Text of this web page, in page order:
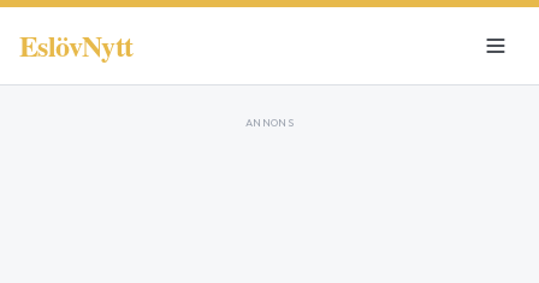
EslövNytt
ANNONS